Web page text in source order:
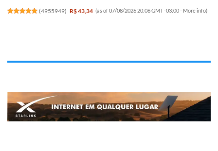
(4955949) R$ 43,34 (as of 07/08/2026 20:06 GMT -03:00 - More info)